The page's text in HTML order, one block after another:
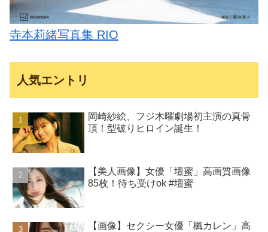
寺本莉緒写真集 RIO
人気エントリ
岡崎紗絵、フジ木曜劇場初主演の真骨
頂！型破りヒロイン誕生！
【美人画像】女優「壇蜜」高画質画像
85枚！待ち受けok #壇蜜
【画像】セクシー女優「楓カレン」高